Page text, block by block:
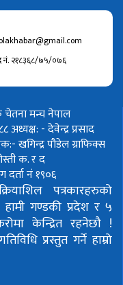
नं. २१८३६८/७५/०७६
चेतना मन्च नेपाल
अध्यक्ष: - देवेन्द्र प्रसाद
खगिन्द्र पौडेलग्राफिक्स
क. र द
दर्ता नं १९०६
पत्रकारहरुको
हामी गण्डकी प्रदेश र ५
केन्द्रित रहनेछौ !
प्रस्तुत गर्ने हाम्रो